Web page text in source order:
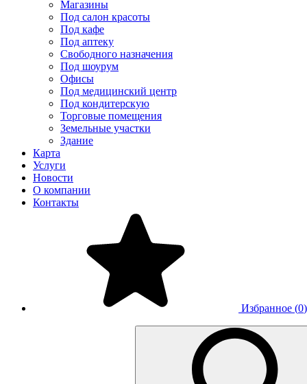
Магазины
Под салон красоты
Под кафе
Под аптеку
Свободного назначения
Под шоурум
Офисы
Под медицинский центр
Под кондитерскую
Торговые помещения
Земельные участки
Здание
Карта
Услуги
Новости
О компании
Контакты
Избранное (0)